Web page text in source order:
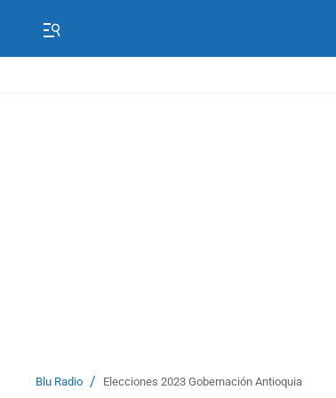
Blu Radio / Elecciones 2023 Gobernación Antioquia